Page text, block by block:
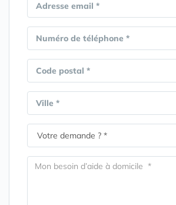
Adresse email *
Numéro de téléphone *
Code postal *
Ville *